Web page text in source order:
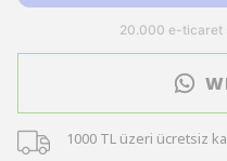
1000 TL üzeri ücretsiz